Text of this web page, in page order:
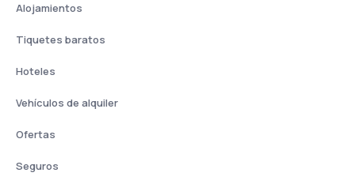
Alojamientos
Tiquetes baratos
Hoteles
Vehículos de alquiler
Ofertas
Seguros